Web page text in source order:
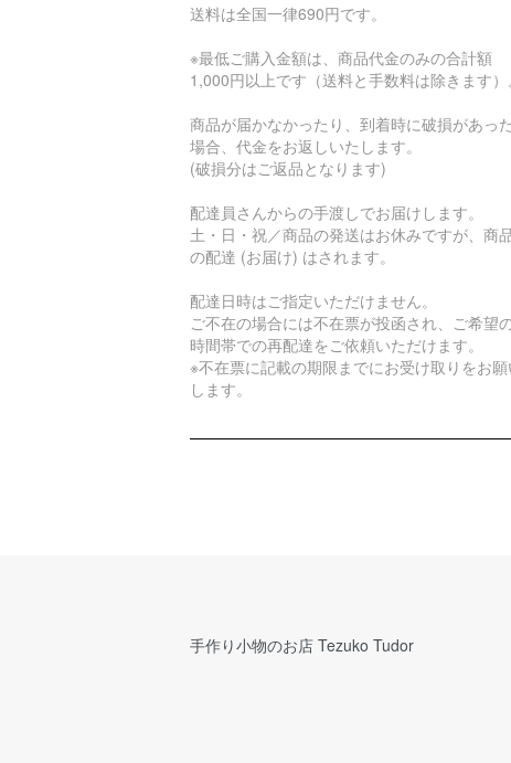
送料は全国一律690円です。
※最低ご購入金額は、商品代金のみの合計額
1,000円以上です（送料と手数料は除きます）
商品が届かなかったり、到着時に破損があった
場合、代金をお返しいたします。
(破損分はご返品となります)
配達員さんからの手渡しでお届けします。
土・日・祝／商品の発送はお休みですが、商
の配達 (お届け) はされます。
配達日時はご指定いただけません。
ご不在の場合には不在票が投函され、ご希望
時間帯での再配達をご依頼いただけます。
※不在票に記載の期限までにお受け取りをお願
します。
手作り小物のお店 Tezuko Tudor